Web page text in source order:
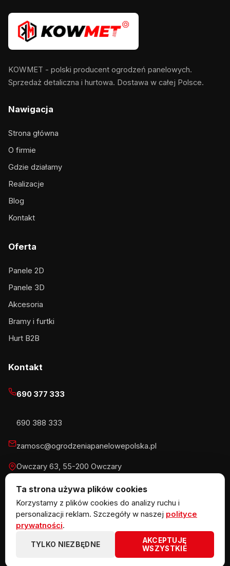
Ta strona używa plików cookies
Korzystamy z plików cookies do analizy ruchu i
personalizacji reklam. Szczegóły w naszej polityce
prywatności.
TYLKO NIEZBĘDNE
AKCEPTUJĘ
WSZYSTKIE
KOWMET - polski producent ogrodzeń panelowych.
Sprzedaż detaliczna i hurtowa. Dostawa w całej Polsce.
Nawigacja
Strona główna
O firmie
Gdzie działamy
Realizacje
Blog
Kontakt
Oferta
Panele 2D
Panele 3D
Akcesoria
Bramy i furtki
Hurt B2B
Kontakt
690 377 333
690 388 333
zamosc@ogrodzeniapanelowepolska.pl
Owczary 63, 55-200 Owczary
Pn-Pt 8-16, Sb 8-13:30
© 2026 KOW MET Marlena Kowalska · NIP 5291746970 ·
REGON 383867720 · Owczary 63, 55-200 Owczary
ogrodzeniazpaneli.pl